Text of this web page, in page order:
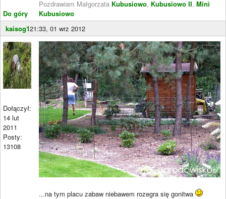
Do góry
Pozdrawiam Małgorzata Kubusiowo, Kubusiowo II, Mini
Kubusiowo
kaisog121:33, 01 wrz 2012
Dołączył:
14 lut
2011
Posty:
13108
...na tym placu zabaw niebawem rozegra się gonitwa